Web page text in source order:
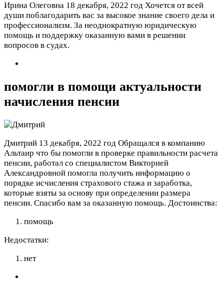
Ирина Олеговна 18 декабря, 2022 год Хочется от всей
души поблагодарить вас за высокое знание своего дела и
профессионализм. За неоднократную юридическую
помощь и поддержку оказанную вами в решении
вопросов в судах.
помогли в помощи актуальности
начисления пенсии
Дмитрий 13 декабря, 2022 год Обращался в компанию
Альтаир что бы помогли в проверке правильности расчета
пенсии, работал со специалистом Викторией
Александровной помогла получить информацию о
порядке исчисления страхового стажа и заработка,
которые взяты за основу при определении размера
пенсии. Спасибо вам за оказанную помощь. Достоинства:
помощь
Недостатки:
нет